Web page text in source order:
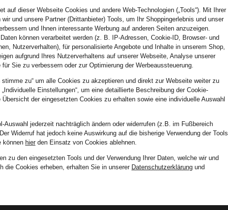
auf dieser Webseite Cookies und andere Web-Technologien („Tools“). Mit Ihrer
und unsere Partner (Drittanbieter) Tools, um Ihr Shoppingerlebnis und unser
und Ihnen interessante Werbung auf anderen Seiten anzuzeigen.
können verarbeitet werden (z. B. IP-Adressen, Cookie-ID, Browser- und
Nutzerverhalten), für personalisierte Angebote und Inhalte in unserem Shop,
aufgrund Ihres Nutzerverhaltens auf unserer Webseite, Analyse unserer
Sie zu verbessern oder zur Optimierung der Werbeaussteuerung.
stimme zu“ um alle Cookies zu akzeptieren und direkt zur Webseite weiter zu
Einstellungen“, um eine detaillierte Beschreibung der Cookie-
Übersicht der eingesetzten Cookies zu erhalten sowie eine individuelle Auswahl
Auswahl jederzeit nachträglich ändern oder widerrufen (z.B. im Fußbereich
Widerruf hat jedoch keine Auswirkung auf die bisherige Verwendung der Tools
können hierden Einsatz von Cookies ablehnen.
zu den eingesetzten Tools und der Verwendung Ihrer Daten, welche wir und
die Cookies erheben, erhalten Sie in unserer Datenschutzerklärung und